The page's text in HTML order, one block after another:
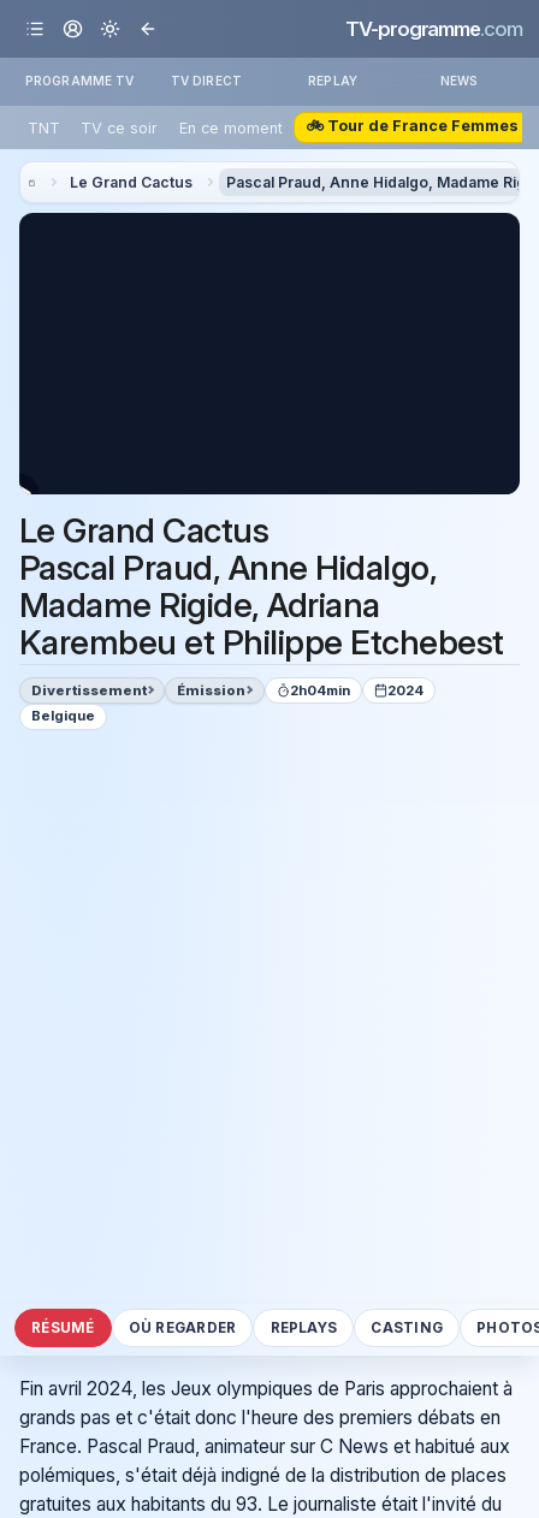
TV-programme.com
PROGRAMME TV TV DIRECT REPLAY NEWS
TNT TV ce soir En ce moment 🚲 Tour de France Femmes
Le Grand Cactus Pascal Praud, Anne Hidalgo, Madame
Le Grand Cactus
Pascal Praud, Anne Hidalgo,
Madame Rigide, Adriana
Karembeu et Philippe Etchebest
Divertissement Émission 2h04min
2024
Belgique
RÉSUMÉ OÙ REGARDER REPLAYS CASTING
Fin avril 2024, les Jeux olympiques de Paris approchaient à
grands pas et c'était donc l'heure des premiers débats en
France. Pascal Praud, animateur sur C News et habitué aux
polémiques, s'était déjà indigné de la distribution de places
gratuites aux habitants du 93. Le journaliste était l'invité du